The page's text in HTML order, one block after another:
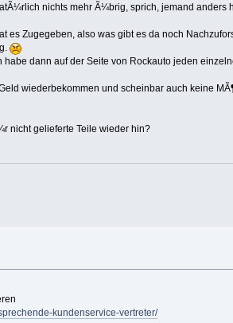
nichts mehr Ã¼brig, sprich, jemand anders
es Zugegeben, also was gibt es da noch
dann auf der Seite von Rockauto jeden
wiederbekommen und scheinbar auch keine
nicht gelieferte Teile wieder hin?
kundenservice-vertreter/